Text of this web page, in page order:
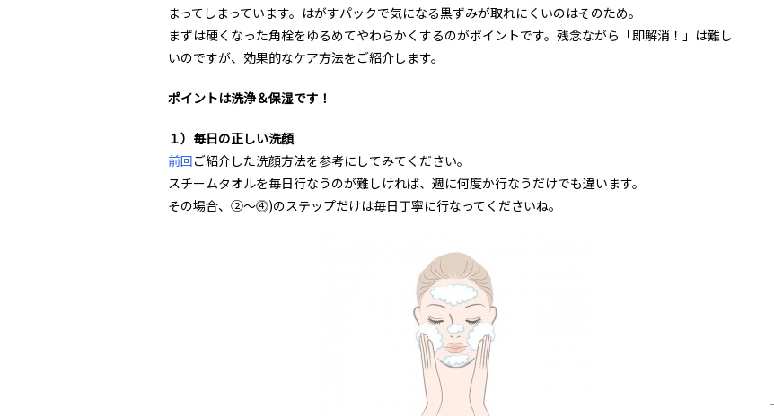
まってしまっています。はがすパックで気になる黒ずみが取れにくいのはそのため。
まずは硬くなった角栓をゆるめてやわらかくするのがポイントです。残念ながら「即解消！」は難し
いのですが、効果的なケア方法をご紹介します。
ポイントは洗浄＆保湿です！
１）毎日の正しい洗顔
前回ご紹介した洗顔方法を参考にしてみてください。
スチームタオルを毎日行なうのが難しければ、週に何度か行なうだけでも違います。
その場合、➁～⓸)のステップだけは毎日丁寧に行なってくださいね。